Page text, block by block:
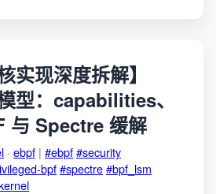
实现深度拆解】
型：capabilities、
与 Spectre 缓解
· ebpf | #ebpf#security
bpf#spectre#bpf_lsm